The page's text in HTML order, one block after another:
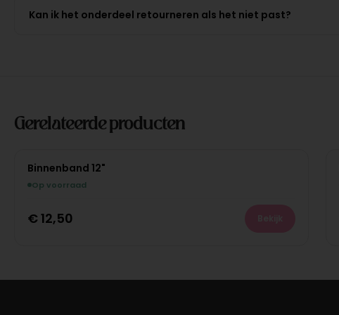
Kan ik het onderdeel retourneren als het niet past?
Gerelateerde producten
Binnenband 12"
Op voorraad
€ 12,50